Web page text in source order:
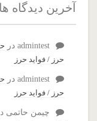
آخرین دیدگاه ها
admintest در
حرز / فواید حرز
admintest در
حرز / فواید حرز
چیمن حاتمی